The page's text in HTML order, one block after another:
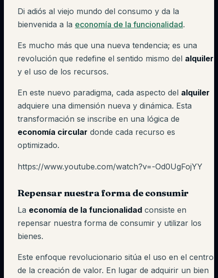
Di adiós al viejo mundo del consumo y da la
bienvenida a la economía de la funcionalidad.
Es mucho más que una nueva tendencia; es una
revolución que redefine el sentido mismo del alquiler
y el uso de los recursos.
En este nuevo paradigma, cada aspecto del alquiler
adquiere una dimensión nueva y dinámica. Esta
transformación se inscribe en una lógica de
economía circular donde cada recurso es
optimizado.
https://www.youtube.com/watch?v=-Od0UgFojYY
Repensar nuestra forma de consumir
La economía de la funcionalidad consiste en
repensar nuestra forma de consumir y utilizar los
bienes.
Este enfoque revolucionario sitúa el uso en el centro
de la creación de valor. En lugar de adquirir un bien